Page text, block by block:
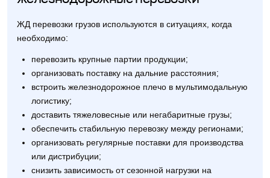
ЖД перевозки грузов используются в ситуациях, когда
необходимо:
перевозить крупные партии продукции;
организовать поставку на дальние расстояния;
встроить железнодорожное плечо в мультимодальную
логистику;
доставить тяжеловесные или негабаритные грузы;
обеспечить стабильную перевозку между регионами;
организовать регулярные поставки для производства
или дистрибуции;
снизить зависимость от сезонной нагрузки на